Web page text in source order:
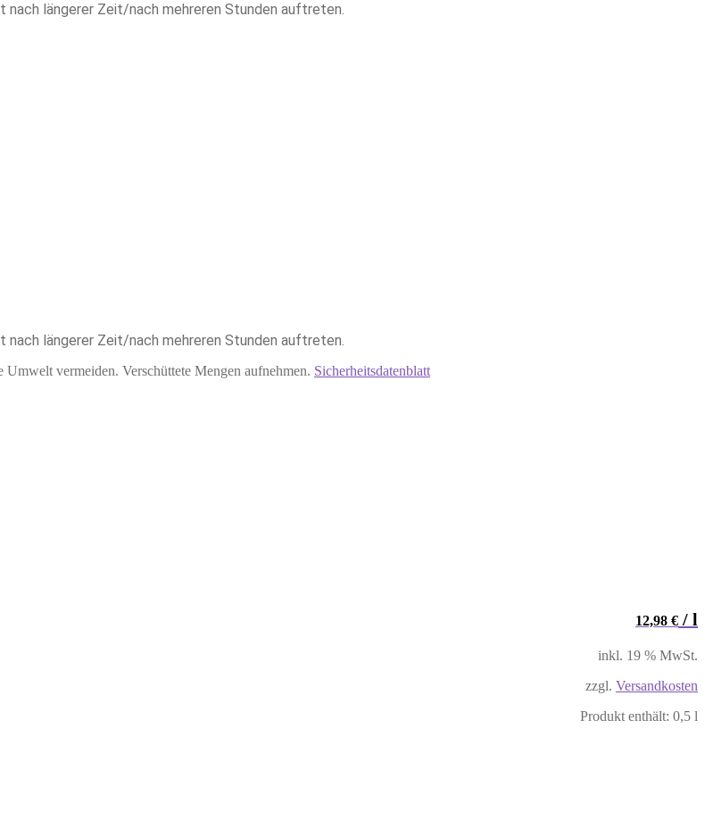
nach längerer Zeit/nach mehreren Stunden auftreten.
nach längerer Zeit/nach mehreren Stunden auftreten.
vermeiden. Verschüttete Mengen aufnehmen. Sicherheitsdatenblatt
12,98 € / l
inkl. 19 % MwSt.
zzgl. Versandkosten
Produkt enthält: 0,5 l